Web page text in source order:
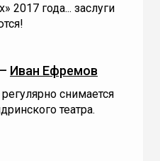
2017 года... заслуги
Иван Ефремов
снимается
театра.